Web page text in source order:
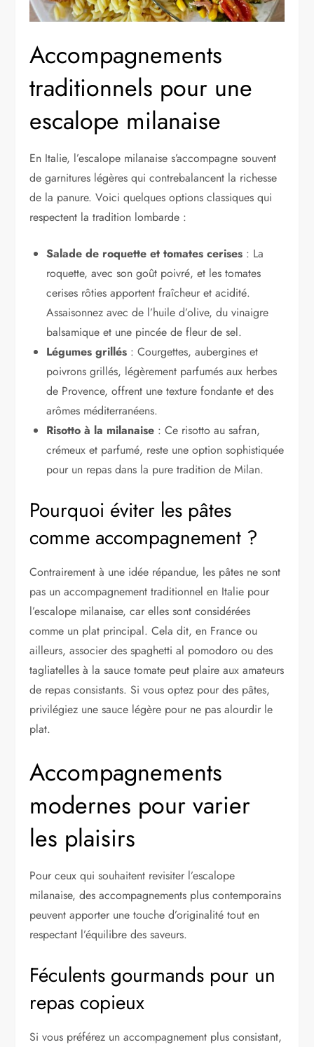
Accompagnements
traditionnels pour une
escalope milanaise
En Italie, l’escalope milanaise s’accompagne souvent
de garnitures légères qui contrebalancent la richesse
de la panure. Voici quelques options classiques qui
respectent la tradition lombarde :
Salade de roquette et tomates cerises : La
roquette, avec son goût poivré, et les tomates
cerises rôties apportent fraîcheur et acidité.
Assaisonnez avec de l’huile d’olive, du vinaigre
balsamique et une pincée de fleur de sel.
Légumes grillés : Courgettes, aubergines et
poivrons grillés, légèrement parfumés aux herbes
de Provence, offrent une texture fondante et des
arômes méditerranéens.
Risotto à la milanaise : Ce risotto au safran,
crémeux et parfumé, reste une option sophistiquée
pour un repas dans la pure tradition de Milan.
Pourquoi éviter les pâtes
comme accompagnement ?
Contrairement à une idée répandue, les pâtes ne sont
pas un accompagnement traditionnel en Italie pour
l’escalope milanaise, car elles sont considérées
comme un plat principal. Cela dit, en France ou
ailleurs, associer des spaghetti al pomodoro ou des
tagliatelles à la sauce tomate peut plaire aux amateurs
de repas consistants. Si vous optez pour des pâtes,
privilégiez une sauce légère pour ne pas alourdir le
plat.
Accompagnements
modernes pour varier
les plaisirs
Pour ceux qui souhaitent revisiter l’escalope
milanaise, des accompagnements plus contemporains
peuvent apporter une touche d’originalité tout en
respectant l’équilibre des saveurs.
Féculents gourmands pour un
repas copieux
Si vous préférez un accompagnement plus consistant,